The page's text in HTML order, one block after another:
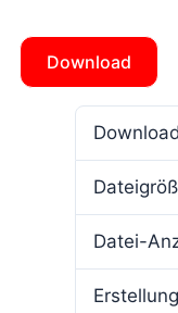
Download
Download
Datei-